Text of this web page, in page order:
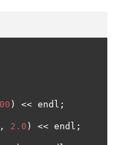
) << endl ;
, 2.0 ) << endl ;